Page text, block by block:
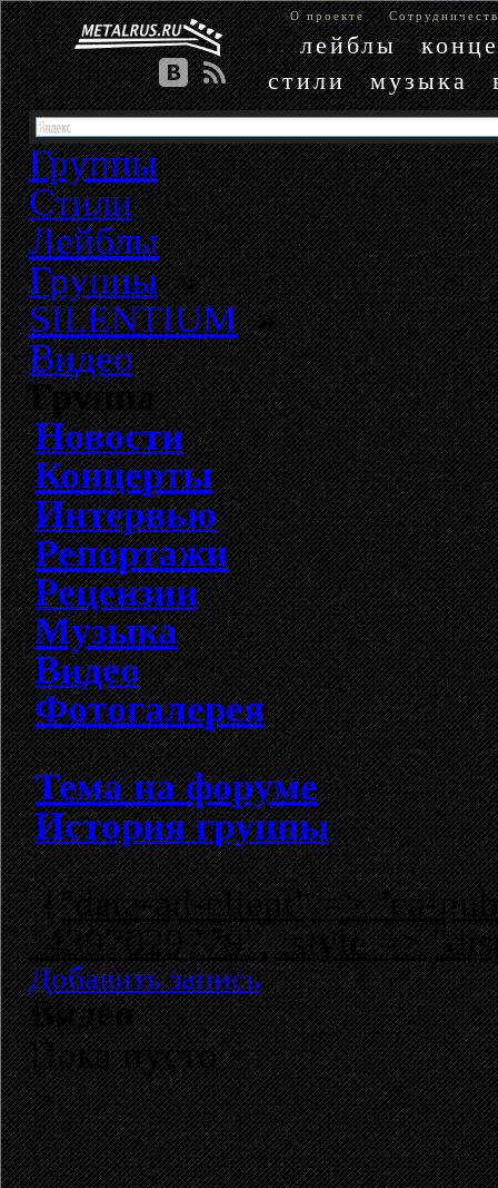
О проекте
лейблы
стили
музыка
Группы
Стили
Лейблы
Группы»
SILENTIUM»
Видео
Группа
Новости
Концерты
Интервью
Репортажи
Рецензии
Музыка
Видео
Фотогалерея
Тема на форуме
История группы
{"data-ad-client" => "ca-
"4397029779", :style =>
Добавить запись
Видео
Пока пусто